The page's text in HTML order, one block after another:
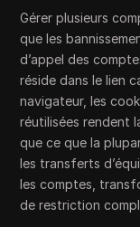
Gérer plusieurs
que les
d’appel des
réside dans le lien
navigateur, les
réutilisées rendent
que ce que la
les transferts
les comptes,
de restriction